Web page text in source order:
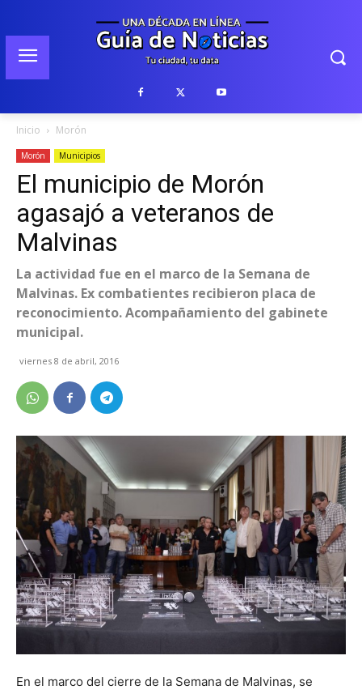
Inicio Morón
Morón Municipios
El municipio de Morón
agasajó a veteranos de
Malvinas
La actividad fue en el marco de la Semana de
Malvinas. Ex combatientes recibieron placa de
reconocimiento. Acompañamiento del gabinete
municipal.
viernes 8 de abril, 2016
En el marco del cierre de la Semana de Malvinas, se